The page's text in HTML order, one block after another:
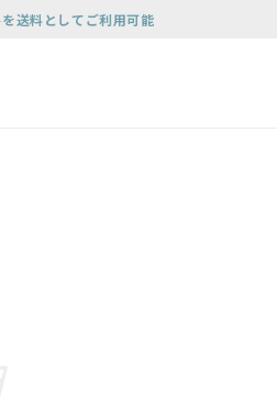
送料としてご利用可能